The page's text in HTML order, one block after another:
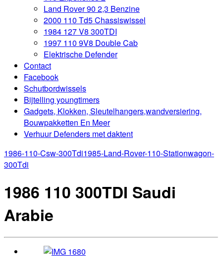
Land Rover 90 2,3 Benzine
2000 110 Td5 Chassiswissel
1984 127 V8 300TDI
1997 110 9V8 Double Cab
Elektrische Defender
Contact
Facebook
Schutbordwissels
Bijtelling youngtimers
Gadgets, Klokken, Sleutelhangers,wandversiering,
Bouwpakketten En Meer
Verhuur Defenders met daktent
1986-110-Csw-300Tdi1985-Land-Rover-110-Stationwagon-
300Tdi
1986 110 300TDI Saudi
Arabie